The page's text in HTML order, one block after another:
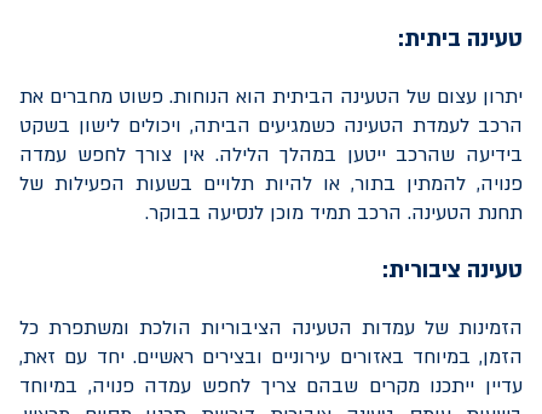
טעינה ביתית:
יתרון עצום של הטעינה הביתית הוא הנוחות. פשוט מחברים את
הרכב לעמדת הטעינה כשמגיעים הביתה, ויכולים לישון בשקט
בידיעה שהרכב ייטען במהלך הלילה. אין צורך לחפש עמדה
פנויה, להמתין בתור, או להיות תלויים בשעות הפעילות של
תחנת הטעינה. הרכב תמיד מוכן לנסיעה בבוקר.
טעינה ציבורית:
הזמינות של עמדות הטעינה הציבוריות הולכת ומשתפרת כל
הזמן, במיוחד באזורים עירוניים ובצירים ראשיים. יחד עם זאת,
עדיין ייתכנו מקרים שבהם צריך לחפש עמדה פנויה, במיוחד